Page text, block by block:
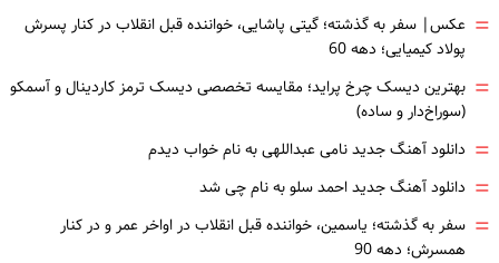
= عکس| سفر به گذشته؛ گیتی پاشایی، خواننده قبل انقلاب در کنار پسرش
پولاد کیمیایی؛ دهه 60
= بهترین دیسک چرخ پراید؛ مقایسه تخصصی دیسک ترمز کاردینال و آسمکو
(سوراخ‌دار و ساده)
= دانلود آهنگ جدید نامی عبداللهی به نام خواب دیدم
= دانلود آهنگ جدید احمد سلو به نام چی شد
= سفر به گذشته؛ یاسمین، خواننده قبل انقلاب در اواخر عمر و در کنار
همسرش؛ دهه 90